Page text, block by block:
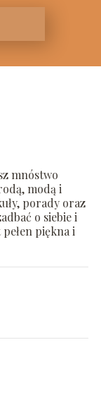
mnóstwo
modą i
porady oraz
o siebie i
piękna i